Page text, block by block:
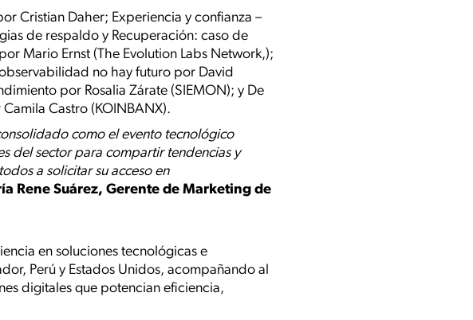
Cristian Daher; Experiencia y confianza –
de respaldo y Recuperación: caso de
Mario Ernst (The Evolution Labs Network,);
no hay futuro por David
por Rosalia Zárate (SIEMON); y De
Castro (KOINBANX).
como el evento tecnológico
del sector para compartir tendencias y
a solicitar su acceso en
Rene Suárez, Gerente de Marketing de
en soluciones tecnológicas e
Perú y Estados Unidos, acompañando al
digitales que potencian eficiencia,